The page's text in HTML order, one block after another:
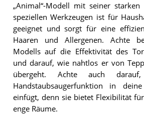
„Animal“-Modell mit seiner
speziellen Werkzeugen ist für
geeignet und sorgt für eine
Haaren und Allergenen. Achte
Modells auf die Effektivität des
und darauf, wie nahtlos er von
übergeht. Achte auch
Handstaubsaugerfunktion in
einfügt, denn sie bietet Flexibilität
enge Räume.